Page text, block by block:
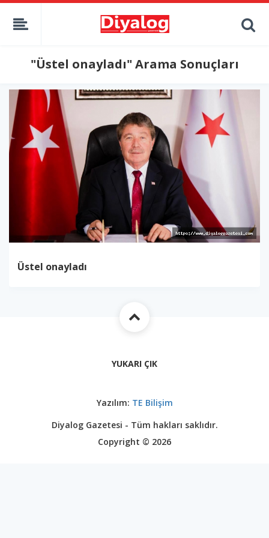
"Üstel onayladı" Arama Sonuçları
Üstel onayladı
YUKARI ÇIK
Yazılım: TE Bilişim
Diyalog Gazetesi - Tüm hakları saklıdır.
Copyright © 2026